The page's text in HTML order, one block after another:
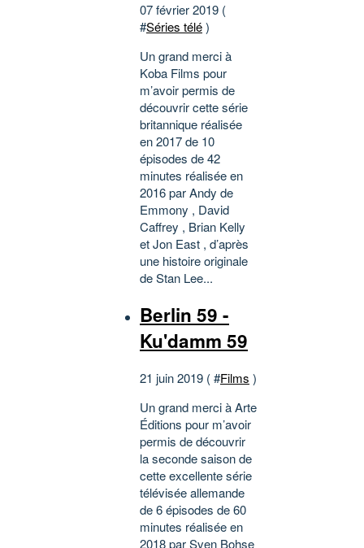
07 février 2019 (
#Séries télé)
Un grand merci à
Koba Films pour
m’avoir permis de
découvrir cette série
britannique réalisée
en 2017 de 10
épisodes de 42
minutes réalisée en
2016 par Andy de
Emmony , David
Caffrey , Brian Kelly
et Jon East , d’après
une histoire originale
de Stan Lee...
Berlin 59 -
Ku'damm 59
21 juin 2019 ( #Films )
Un grand merci à Arte
Éditions pour m’avoir
permis de découvrir
la seconde saison de
cette excellente série
télévisée allemande
de 6 épisodes de 60
minutes réalisée en
2018 par Sven Bohse